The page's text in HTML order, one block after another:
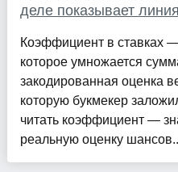
деле показывает
Коэффициент в ставках
которое умножается
закодированная оценка
которую букмекер
читать коэффициент —
реальную оценку